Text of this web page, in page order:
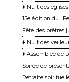
♦ Nuit des
15e édition du
Fête des prêtres
♦ Nuit des
♦ Assemblée de
Soirée de
Retraite